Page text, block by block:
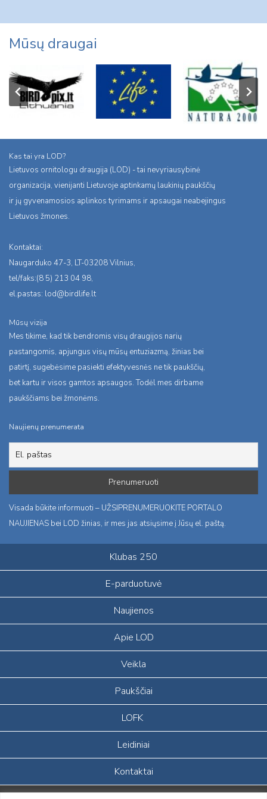
Mūsų draugai
Kas tai yra LOD?
Lietuvos ornitologu draugija (LOD) - tai nevyriausybinė
organizacija, vienijanti Lietuvoje aptinkamų laukinių paukščių
ir jų gyvenamosios aplinkos tyrimams ir apsaugai neabejingus
Lietuvos žmones.
Kontaktai:
Naugarduko 47-3, LT-03208 Vilnius,
tel/faks:(8 5) 213 04 98,
el.pastas: lod@birdlife.lt
Mūsų vizija
Mes tikime, kad tik bendromis visų draugijos narių
pastangomis, apjungus visų mūsų entuziazmą, žinias bei
patirtį, sugebėsime pasiekti efektyvesnės ne tik paukščių,
bet kartu ir visos gamtos apsaugos. Todėl mes dirbame
paukščiams bei žmonėms.
Naujienų prenumerata
Visada būkite informuoti – UŽSIPRENUMERUOKITE PORTALO
NAUJIENAS bei LOD žinias, ir mes jas atsiųsime į Jūsų el. paštą.
Klubas 250
E-parduotuvė
Naujienos
Apie LOD
Veikla
Paukščiai
LOFK
Leidiniai
Kontaktai